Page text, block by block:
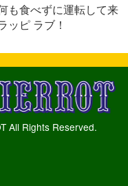
も食べずに運転して来
ッピ ラブ！
All Rights Reserved.